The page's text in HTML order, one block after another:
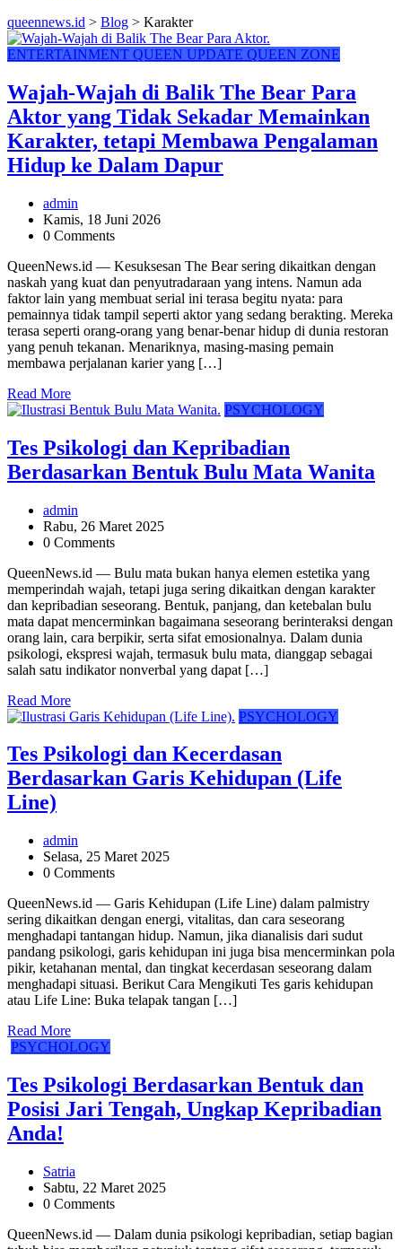
queennews.id > Blog > Karakter
ENTERTAINMENT QUEEN UPDATE QUEEN ZONE
Wajah-Wajah di Balik The Bear Para
Aktor yang Tidak Sekadar Memainkan
Karakter, tetapi Membawa Pengalaman
Hidup ke Dalam Dapur
admin
Kamis, 18 Juni 2026
0 Comments
QueenNews.id — Kesuksesan The Bear sering dikaitkan dengan
naskah yang kuat dan penyutradaraan yang intens. Namun ada
faktor lain yang membuat serial ini terasa begitu nyata: para
pemainnya tidak tampil seperti aktor yang sedang berakting. Mereka
terasa seperti orang-orang yang benar-benar hidup di dunia restoran
yang penuh tekanan. Menariknya, masing-masing pemain
membawa perjalanan karier yang […]
Read More
PSYCHOLOGY
Tes Psikologi dan Kepribadian
Berdasarkan Bentuk Bulu Mata Wanita
admin
Rabu, 26 Maret 2025
0 Comments
QueenNews.id — Bulu mata bukan hanya elemen estetika yang
memperindah wajah, tetapi juga sering dikaitkan dengan karakter
dan kepribadian seseorang. Bentuk, panjang, dan ketebalan bulu
mata dapat mencerminkan bagaimana seseorang berinteraksi dengan
orang lain, cara berpikir, serta sifat emosionalnya. Dalam dunia
psikologi, ekspresi wajah, termasuk bulu mata, dianggap sebagai
salah satu indikator nonverbal yang dapat […]
Read More
PSYCHOLOGY
Tes Psikologi dan Kecerdasan
Berdasarkan Garis Kehidupan (Life
Line)
admin
Selasa, 25 Maret 2025
0 Comments
QueenNews.id — Garis Kehidupan (Life Line) dalam palmistry
sering dikaitkan dengan energi, vitalitas, dan cara seseorang
menghadapi tantangan hidup. Namun, jika dianalisis dari sudut
pandang psikologi, garis kehidupan ini juga bisa mencerminkan pola
pikir, ketahanan mental, dan tingkat kecerdasan seseorang dalam
menghadapi situasi. Berikut Cara Mengikuti Tes garis kehidupan
atau Life Line: Buka telapak tangan […]
Read More
PSYCHOLOGY
Tes Psikologi Berdasarkan Bentuk dan
Posisi Jari Tengah, Ungkap Kepribadian
Anda!
Satria
Sabtu, 22 Maret 2025
0 Comments
QueenNews.id — Dalam dunia psikologi kepribadian, setiap bagian